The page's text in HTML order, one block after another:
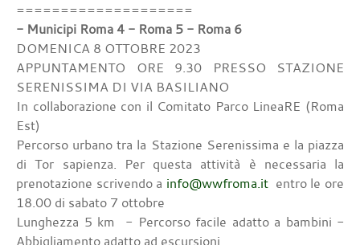
====================
- Municipi Roma 4 - Roma 5 - Roma 6
DOMENICA 8 OTTOBRE 2023
APPUNTAMENTO ORE 9.30 PRESSO STAZIONE
SERENISSIMA DI VIA BASILIANO
In collaborazione con il Comitato Parco LineaRE (Roma
Est)
Percorso urbano tra la Stazione Serenissima e la piazza
di Tor sapienza. Per questa attività è necessaria la
prenotazione scrivendo a info@wwfroma.itentro le ore
18.00 di sabato 7 ottobre
Lunghezza 5 km - Percorso facile adatto a bambini -
Abbigliamento adatto ad escursioni